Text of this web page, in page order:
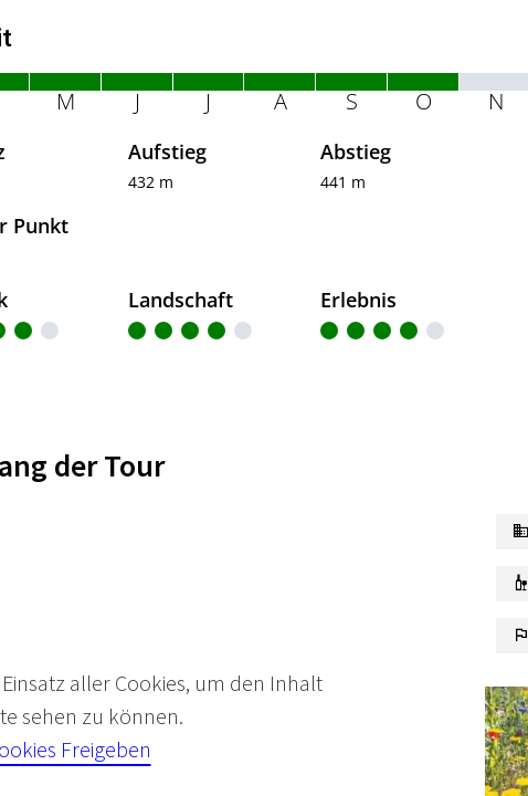
M J J A S O N
Aufstieg
432 m
Abstieg
441 m
Punkt
Landschaft Erlebnis
der Tour
aller Cookies, um den Inhalt
sehen zu können.
Freigeben